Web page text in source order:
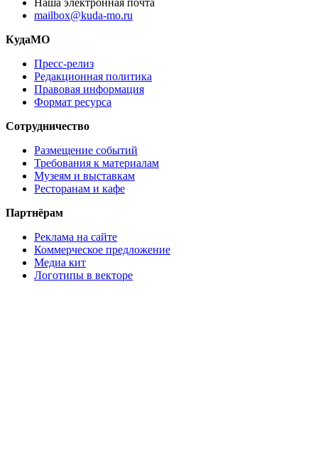
mailbox@kuda-mo.ru
КудаМО
Пресс-релиз
Редакционная политика
Правовая информация
Формат ресурса
Сотрудничество
Размещение событий
Требования к материалам
Музеям и выставкам
Ресторанам и кафе
Партнёрам
Реклама на сайте
Коммерческое предложение
Медиа кит
Логотипы в векторе